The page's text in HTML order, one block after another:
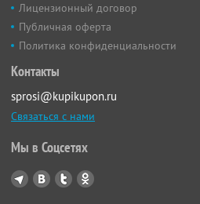
Лицензионный договор
Публичная оферта
Политика конфиденциальности
Контакты
sprosi@kupikupon.ru
Связаться с нами
Мы в Соцсетях